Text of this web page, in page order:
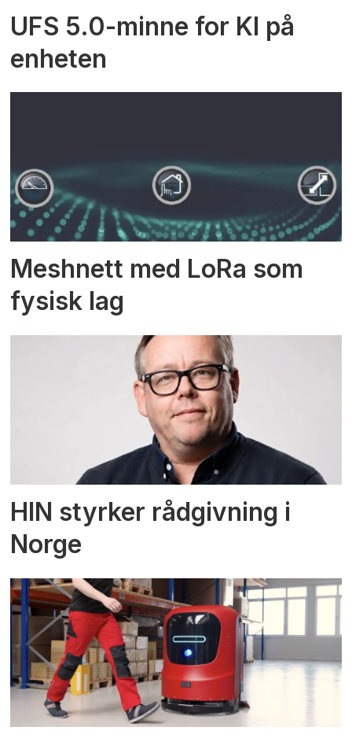
UFS 5.0-minne for KI på
enheten
Meshnett med LoRa som
fysisk lag
HIN styrker rådgivning i
Norge